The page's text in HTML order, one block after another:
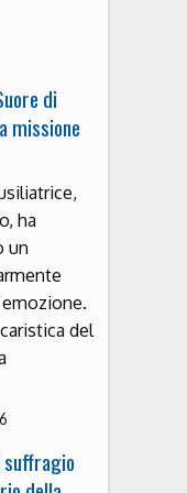
di
missione
ha
un
del
suffragio